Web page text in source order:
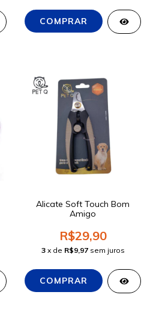
Alicate Soft Touch Bom
Amigo
R$29,90
3 x de R$9,97 sem juros